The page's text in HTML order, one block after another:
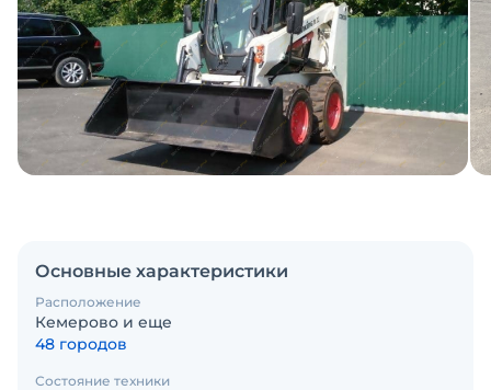
Основные характеристики
Расположение
Кемерово и еще
48 городов
Состояние техники